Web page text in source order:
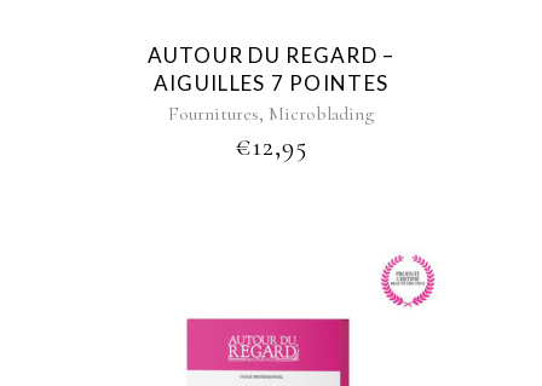
AUTOUR DU REGARD –
AIGUILLES 7 POINTES
Fournitures, Microblading
€12,95